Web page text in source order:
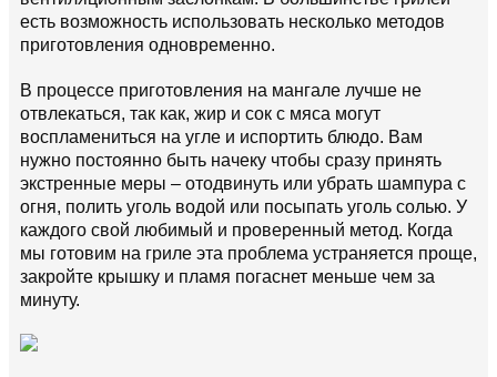
есть возможность использовать несколько методов
приготовления одновременно.
В процессе приготовления на мангале лучше не
отвлекаться, так как, жир и сок с мяса могут
воспламениться на угле и испортить блюдо. Вам
нужно постоянно быть начеку чтобы сразу принять
экстренные меры – отодвинуть или убрать шампура с
огня, полить уголь водой или посыпать уголь солью. У
каждого свой любимый и проверенный метод. Когда
мы готовим на гриле эта проблема устраняется проще,
закройте крышку и пламя погаснет меньше чем за
минуту.